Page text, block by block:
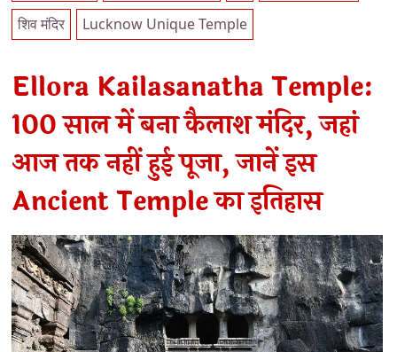
शिव मंदिर
Lucknow Unique Temple
Ellora Kailasanatha Temple:
100 साल में बना कैलाश मंदिर, जहां
आज तक नहीं हुई पूजा, जानें इस
Ancient Temple का इतिहास